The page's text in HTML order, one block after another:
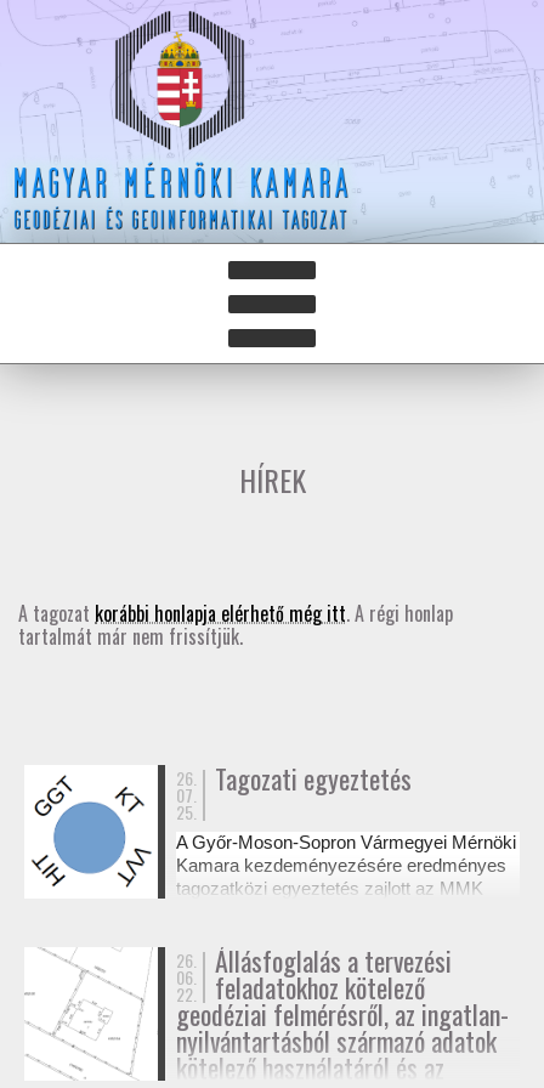
TOVÁBBKÉPZÉSEK
ELNÖKSÉG
MUNKATERVEK, BESZÁMOLÓK
HATÁROZATOK
JOGSZABÁLYOK, SZABÁLYZATOK, SZABVÁNYOK
NÉVJEGYZÉK
SEGÉDLETEK / FAP
HÍREK
A tagozat korábbi honlapja elérhető még itt. A régi honlap
tartalmát már nem frissítjük.
26.
07.
25.
Tagozati egyeztetés
A Győr-Moson-Sopron Vármegyei Mérnöki
Kamara kezdeményezésére eredményes
tagozatközi egyeztetés zajlott az MMK
dokumentációk jogosultsági kérdéseiről. A
résztvevő tagozatok a 327/2015. (XI. 10.)
Korm. rendelet alapján tisztázták a
kompetenciahatárokat, és a jövőben közös
workshopok formájában folytatják a
szakmai együttműködést.
26.
06.
22.
Állásfoglalás a tervezési
feladatokhoz kötelező
geodéziai felmérésről, az ingatlan-
nyilvántartásból származó adatok
kötelező használatáról és az